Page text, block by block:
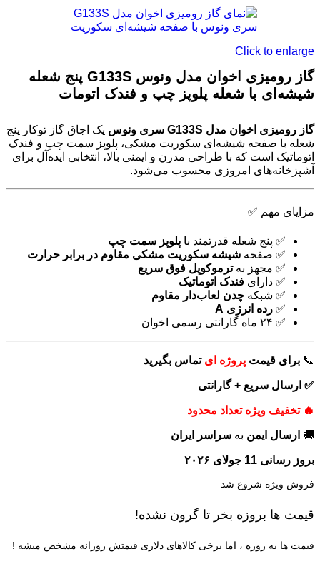
Click to enlarge
گاز رومیزی اخوان مدل ونوس G133S پنج شعله
شیشه‌ای با شعله پلوپز چپ و فندک اتومات
گاز رومیزی اخوان مدل G133S سری ونوس
یک اجاق گاز توکار پنج
شعله با صفحه شیشه‌ای سکوریت مشکی، پلوپز سمت چپ و فندک
اتوماتیک است که با طراحی مدرن و ایمنی بالا، انتخابی ایده‌آل برای
آشپزخانه‌های امروزی محسوب می‌شود.
مزایای مهم ✅
✅ پنج شعله قدرتمند با پلوپز سمت چپ
✅ صفحه شیشه سکوریت مشکی مقاوم در برابر حرارت
✅ مجهز بهترموکوپل فوق سریع
✅ دارای فندک اتوماتیک
✅ شبکه چدن لعاب‌دار مقاوم
✅ رده انرژی A
✅ ۲۴ ماه گارانتی رسمی اخوان
📞 برای قیمت پروژه ای تماس بگیرید
✅ ارسال سریع + گارانتی
🔥 تخفیف ویژه تعداد محدود
🚚 ارسال ایمن به سراسر ایران
بروز رسانی 11 جولای ۲۰۲۶
فروش ویژه شروع شد
قیمت ها بروزه بخر تا گرون نشده!
قیمت ها به روزه ، اما برخی کالاهای دلاری قیمتش روزانه مشخص میشه !